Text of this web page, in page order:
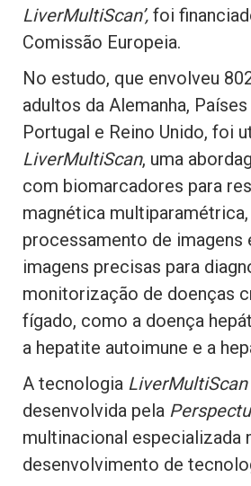
LiverMultiScan’, foi
Comissão Europeia.
No estudo, que envolveu
adultos da Alemanha,
Portugal e Reino Unido, foi
LiverMultiScan, uma
com biomarcadores para
magnética
processamento de imagens
imagens precisas para
monitorização de doenças
fígado, como a doença
a hepatite autoimune e a
A tecnologia LiverMultiScan
desenvolvida pela
multinacional especializada
desenvolvimento de